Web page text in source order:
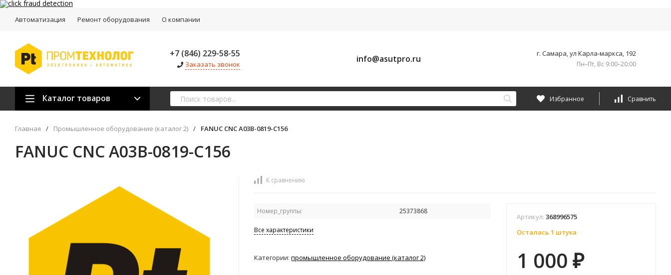
Автоматизация Ремонт оборудования О компании
+7 (846) 229-58-55
Заказать звонок info@asutpro.ru г. Самара, ул Карла-маркса, 192
Пн–Пт, Вс 9:00–20:00
Каталог товаров Избранное Сравнить
Главная / Промышленное оборудование (каталог 2) / FANUC CNC A03B-0819-C156
FANUC CNC A03B-0819-C156
К сравнению
Номер_группы: 25373868
Все характеристики
Категории:промышленное оборудование (каталог 2)
Артикул: 368996575
Осталась 1 штука
1 000 ₽